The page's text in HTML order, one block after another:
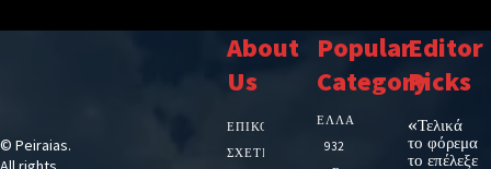
© Peiraias.
About
Us
ΕΠΙΚΟΙΝΩΝΙΑ
ΣΧΕΤΙΚΆ
Popular
Category
ΕΛΛΑΔΑ
932
Editor
Picks
«Τελικά
το φόρεμα
το επέλεξε